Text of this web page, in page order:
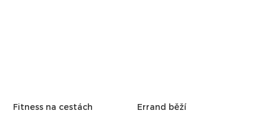
Fitness na cestách Errand běží